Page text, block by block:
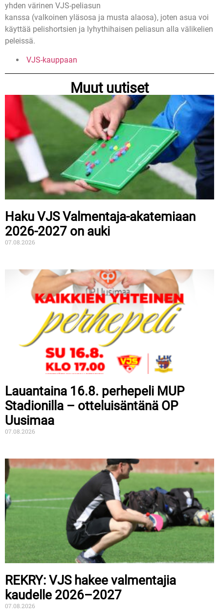
yhden värinen VJS-peliasun
kanssa (valkoinen yläsosa ja musta alaosa), joten asua voi
käyttää pelishortsien ja lyhythihaisen peliasun alla välikelien
peleissä.
VJS-kauppaan
Muut uutiset
Haku VJS Valmentaja-akatemiaan
2026-2027 on auki
07.08.2026
Lauantaina 16.8. perhepeli MUP
Stadionilla – otteluisäntänä OP
Uusimaa
07.08.2026
REKRY: VJS hakee valmentajia
kaudelle 2026–2027
07.08.2026